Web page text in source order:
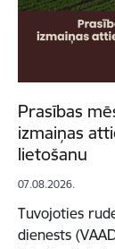
Prasības
izmaiņas
lietošanu
07.08.2026.
Tuvojoties
dienests